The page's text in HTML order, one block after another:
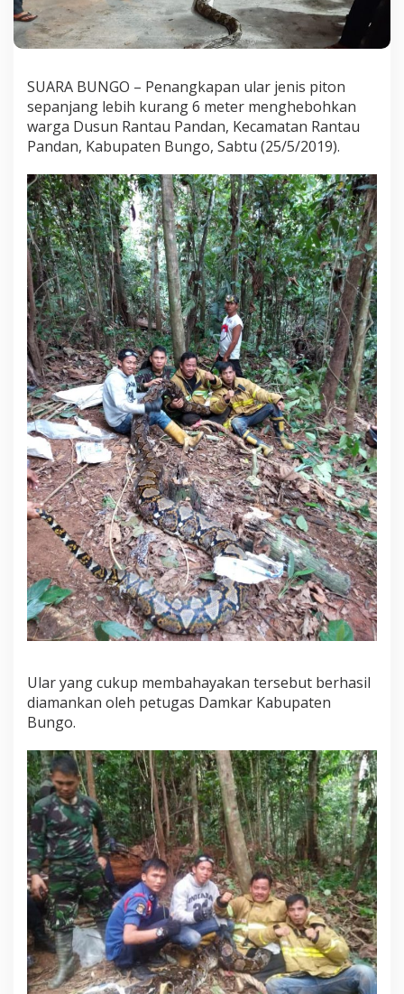
g
e
r
n
W
a
r
g
B
u
n
g
o
SUARA BUNGO – Penangkapan ular jenis piton
sepanjang lebih kurang 6 meter menghebohkan
warga Dusun Rantau Pandan, Kecamatan Rantau
Pandan, Kabupaten Bungo, Sabtu (25/5/2019).
Ular yang cukup membahayakan tersebut berhasil
diamankan oleh petugas Damkar Kabupaten
Bungo.